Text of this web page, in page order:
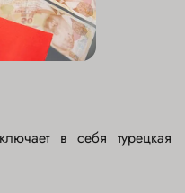
в себя турецкая